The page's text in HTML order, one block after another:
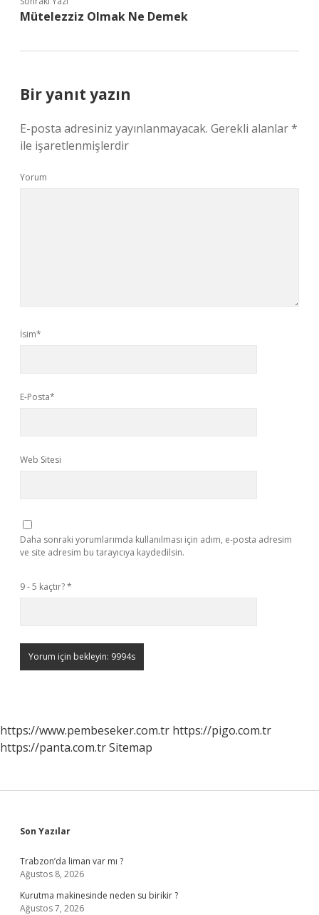
Mütelezziz Olmak Ne Demek
Bir yanıt yazın
E-posta adresiniz yayınlanmayacak. Gerekli alanlar*
ile işaretlenmişlerdir
Yorum
İsim*
E-Posta*
Web Sitesi
Daha sonraki yorumlarımda kullanılması için adım, e-posta adresim
ve site adresim bu tarayıcıya kaydedilsin.
9 - 5 kaçtır?*
https://www.pembeseker.com.tr https://pigo.com.tr
https://panta.com.trSitemap
Sidebar
Son Yazılar
Trabzon’da liman var mı ?
Ağustos 8, 2026
Kurutma makinesinde neden su birikir ?
Ağustos 7, 2026